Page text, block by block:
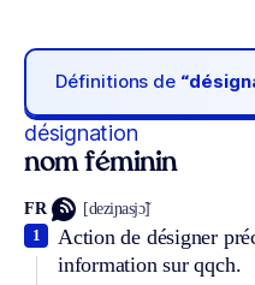
Définitions de
désignation
nom féminin
FR [deziɲasjɔ̃]
Action de désigner
information sur qqch.
1